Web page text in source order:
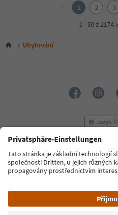
6
16
17
18
19
21
1 2 3
1 - 30 z 2174
Ubytování
Jazyk:
FAQ Kontaktujte
Zásady ochrany osobních údajů
Prohlášení o